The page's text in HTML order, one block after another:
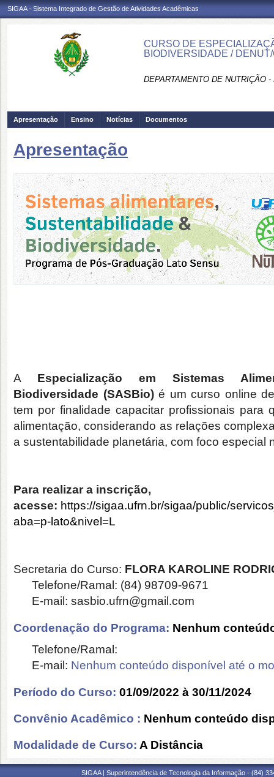
SIGAA - Sistema Integrado de Gestão de Atividades Acadêmicas
CURSO DE
BIODIVERSIDADE /
DEPARTAMENTO DE NUTRIÇÃO -
Apresentação Ensino Notícias Documentos
Apresentação
A Especialização em Sistemas
Biodiversidade (SASBio)é um curso online
tem por finalidade capacitar profissionais para
alimentação, considerando as relações
a sustentabilidade planetária, com foco especial
Para realizar a inscrição,
acesse: https://sigaa.ufrn.br/sigaa/public/
aba=p-lato&nivel=L
Secretaria do Curso: FLORA KAROLINE
Telefone/Ramal: (84) 98709-9671
E-mail: sasbio.ufrn@gmail.com
Coordenação do Programa: Nenhum
Telefone/Ramal:
E-mail: Nenhum conteúdo disponível até o
Período do Curso: 01/09/2022 à 30/11/2024
Convênio Acadêmico : Nenhum conteúdo
Modalidade de Curso: A Distância
SIGAA | Superintendência de Tecnologia da Informação - (84)